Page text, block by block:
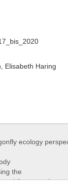
Elisabeth Haring